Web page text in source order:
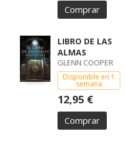
Comprar
LIBRO DE LAS
ALMAS
GLENN COOPER
Disponible en 1
semana
12,95 €
Comprar